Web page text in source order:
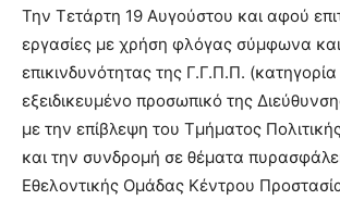
Την Τετάρτη 19 Αυγούστου και αφού
εργασίες με χρήση φλόγας σύμφωνα
επικινδυνότητας της Γ.Γ.Π.Π.
εξειδικευμένο προσωπικό της
με την επίβλεψη του Τμήματος
και την συνδρομή σε θέματα
Εθελοντικής Ομάδας Κέντρου